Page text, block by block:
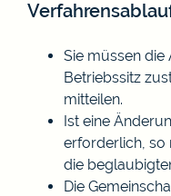
Sie müssen
Betriebssitz
mitteilen.
Ist eine
erforderlich, so
die
Die